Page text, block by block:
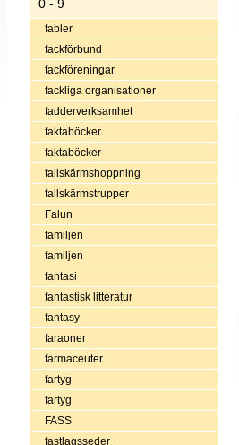
0 - 9
fabler
fackförbund
fackföreningar
fackliga organisationer
fadderverksamhet
faktaböcker
faktaböcker
fallskärmshoppning
fallskärmstrupper
Falun
familjen
familjen
fantasi
fantastisk litteratur
fantasy
faraoner
farmaceuter
fartyg
fartyg
FASS
fastlagsseder